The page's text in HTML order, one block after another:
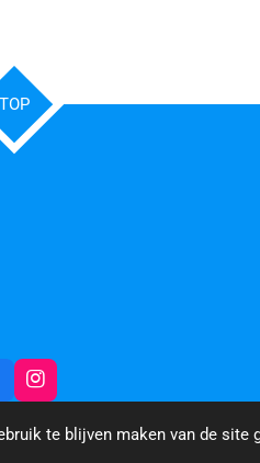
te blijven maken van de site
TOP
I
n
s